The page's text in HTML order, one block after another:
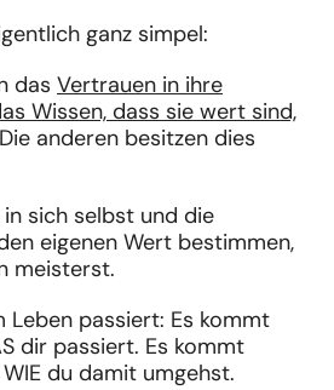
ganz simpel:
das Vertrauen in ihre
Wissen, dass sie wert sind,
anderen besitzen dies
sich selbst und die
eigenen Wert bestimmen,
meisterst.
Leben passiert: Es kommt
dir passiert. Es kommt
du damit umgehst.